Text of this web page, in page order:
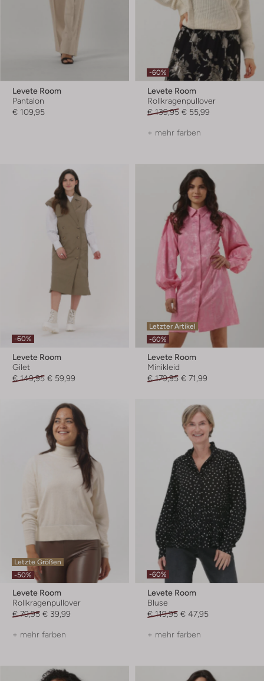
Levete Room
Pantalon
€ 109,95
-60%
Levete Room
Rollkragenpullover
€ 139,95 € 55,99
+ mehr farben
-60%
Levete Room
Gilet
€ 149,95 € 59,99
Letzter Artikel
-60%
Levete Room
Minikleid
€ 179,95 € 71,99
Letzte Größen
-50%
Levete Room
Rollkragenpullover
€ 79,95 € 39,99
+ mehr farben
-60%
Levete Room
Bluse
€ 119,95 € 47,95
+ mehr farben